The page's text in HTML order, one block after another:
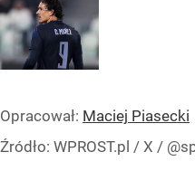
Opracował: Maciej Piasecki
Źródło: WPROST.pl / X /